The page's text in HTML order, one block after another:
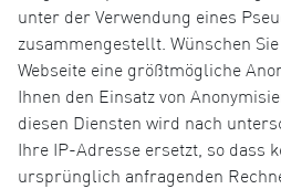
unter der Verwendung eines
zusammengestellt. Wünschen
Webseite eine größtmögliche
Ihnen den Einsatz von
diesen Diensten wird nach
Ihre IP-Adresse ersetzt, so dass
ursprünglich anfragenden